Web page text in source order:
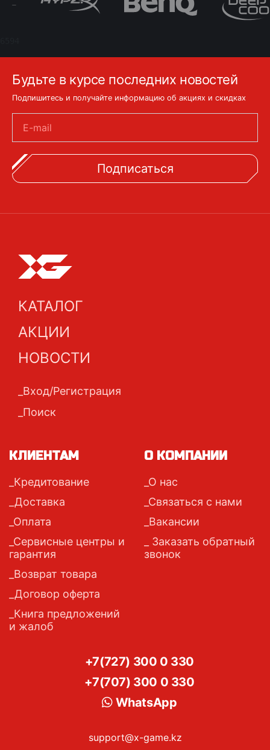
Будьте в курсе последних новостей
Подпишитесь и получайте информацию об акциях и скидках
E-mail
Подписаться
КАТАЛОГ
АКЦИИ
НОВОСТИ
Вход/Регистрация
Поиск
КЛИЕНТАМ
Кредитование
Доставка
Оплата
Сервисные центры и
гарантия
Возврат товара
Договор оферта
Книга предложений
и жалоб
О КОМПАНИИ
О нас
Связаться с нами
Вакансии
Заказать обратный
звонок
+7(727) 300 0 330
+7(707) 300 0 330
WhatsApp
support@x-game.kz